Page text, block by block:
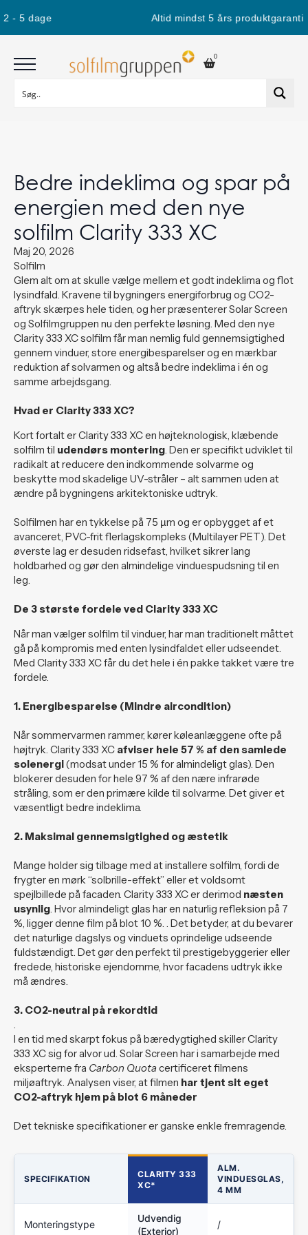
- 5 dage Altid mindst 5 års produktgaranti
0
Bedre indeklima og spar på
energien med den nye
solfilm Clarity 333 XC
Maj 20, 2026
Solfilm
Glem alt om at skulle vælge mellem et godt indeklima og flot
lysindfald. Kravene til bygningers energiforbrug og CO2-
aftryk skærpes hele tiden, og her præsenterer Solar Screen
og Solfilmgruppen nu den perfekte løsning. Med den nye
Clarity 333 XC solfilm får man nemlig fuld gennemsigtighed
gennem vinduer, store energibesparelser og en mærkbar
reduktion af solvarmen og altså bedre indeklima i én og
samme arbejdsgang.
Hvad er Clarity 333 XC?
Kort fortalt er Clarity 333 XC en højteknologisk, klæbende
solfilm til udendørs montering. Den er specifikt udviklet til
radikalt at reducere den indkommende solvarme og
beskytte mod skadelige UV-stråler – alt sammen uden at
ændre på bygningens arkitektoniske udtryk.
Solfilmen har en tykkelse på 75 µm og er opbygget af et
avanceret, PVC-frit flerlagskompleks (Multilayer PET). Det
øverste lag er desuden ridsefast, hvilket sikrer lang
holdbarhed og gør den almindelige vinduespudsning til en
leg.
De 3 største fordele ved Clarity 333 XC
Når man vælger solfilm til vinduer, har man traditionelt måttet
gå på kompromis med enten lysindfaldet eller udseendet.
Med Clarity 333 XC får du det hele i én pakke takket være tre
fordele.
1. Energibesparelse (Mindre aircondition)
Når sommervarmen rammer, kører køleanlæggene ofte på
højtryk. Clarity 333 XC afviser hele 57 % af den samlede
solenergi(modsat under 15 % for almindeligt glas). Den
blokerer desuden for hele 97 % af den nære infrarøde
stråling, som er den primære kilde til solvarme. Det giver et
væsentligt bedre indeklima.
2. Maksimal gennemsigtighed og æstetik
Mange holder sig tilbage med at installere solfilm, fordi de
frygter en mørk “solbrille-effekt” eller et voldsomt
spejlbillede på facaden. Clarity 333 XC er derimod næsten
usynlig. Hvor almindeligt glas har en naturlig refleksion på 7
%, ligger denne film på blot 10 %. . Det betyder, at du bevarer
det naturlige dagslys og vinduets oprindelige udseende
fuldstændigt. Det gør den perfekt til prestigebyggerier eller
fredede, historiske ejendomme, hvor facadens udtryk ikke
må ændres.
3. CO2-neutral på rekordtid
.
I en tid med skarpt fokus på bæredygtighed skiller Clarity
333 XC sig for alvor ud. Solar Screen har i samarbejde med
eksperterne fra Carbon Quotacertificeret filmens
miljøaftryk. Analysen viser, at filmen har tjent sit eget
CO2-aftryk hjem på blot 6 måneder
Det tekniske specifikationer er ganske enkle fremragende.
SPECIFIKATION
CLARITY 333
XC*
ALM.
VINDUESGLAS,
4 MM
Monteringstype
Udvendig
(Exterior)
/